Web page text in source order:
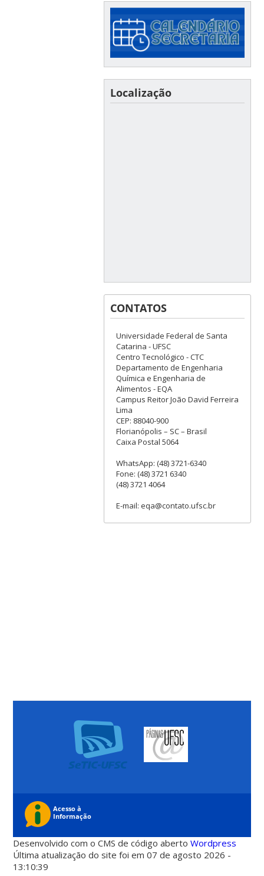
Localização
CONTATOS
Universidade Federal de Santa
Catarina - UFSC
Centro Tecnológico - CTC
Departamento de Engenharia
Química e Engenharia de
Alimentos - EQA
Campus Reitor João David Ferreira
Lima
CEP: 88040-900
Florianópolis – SC – Brasil
Caixa Postal 5064
WhatsApp: (48) 3721-6340
Fone: (48) 3721 6340
(48) 3721 4064
E-mail: eqa@contato.ufsc.br
Desenvolvido com o CMS de código abertoWordpress
Última atualização do site foi em 07 de agosto 2026 -
13:10:39